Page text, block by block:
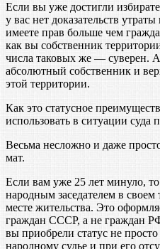
Если вы уже достигли
у вас нет доказательств
имеете прав больше чем
как вы собственник
числа таковых же — суверен.
абсолютный собственник и
этой территории.
Как это статусное
использовать в ситуации
Весьма несложно и даже
мат.
Если вам уже 25 лет минуло,
народным заседателем в
месте жительства. Это
граждан СССР, а не граждан
вы приобрели статус не просто
народному судье и при его